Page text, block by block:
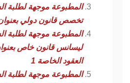
المطبوعة موجهة لطلبة
تخصص قانون دولي
المطبوعة موجهة لطلبة
ليسانس قانون خاص
العقود الخاصة 1
المطبوعة موجهة لطلبة